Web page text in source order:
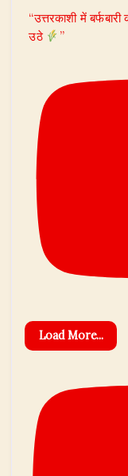
“उत्तरकाशी में
उठे
”
Load More...